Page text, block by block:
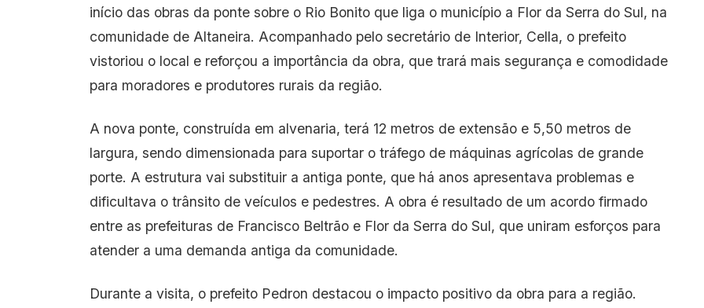
início das obras da ponte sobre o Rio Bonito que liga o município a Flor da Serra do Sul, na
comunidade de Altaneira. Acompanhado pelo secretário de Interior, Cella, o prefeito
vistoriou o local e reforçou a importância da obra, que trará mais segurança e comodidade
para moradores e produtores rurais da região.
A nova ponte, construída em alvenaria, terá 12 metros de extensão e 5,50 metros de
largura, sendo dimensionada para suportar o tráfego de máquinas agrícolas de grande
porte. A estrutura vai substituir a antiga ponte, que há anos apresentava problemas e
dificultava o trânsito de veículos e pedestres. A obra é resultado de um acordo firmado
entre as prefeituras de Francisco Beltrão e Flor da Serra do Sul, que uniram esforços para
atender a uma demanda antiga da comunidade.
Durante a visita, o prefeito Pedron destacou o impacto positivo da obra para a região.